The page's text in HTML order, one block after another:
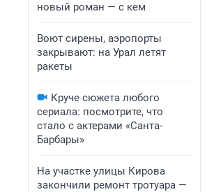
новый роман — с кем
Воют сирены, аэропорты
закрывают: на Урал летят
ракеты
Круче сюжета любого
сериала: посмотрите, что
стало с актерами «Санта-
Барбары»
На участке улицы Кирова
закончили ремонт тротуара —